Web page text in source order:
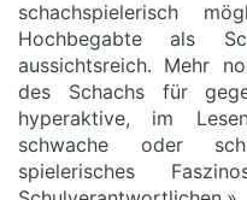
schachspielerisch
Hochbegabte als
aussichtsreich. Mehr
des Schachs für
hyperaktive, im
schwache oder
spielerisches